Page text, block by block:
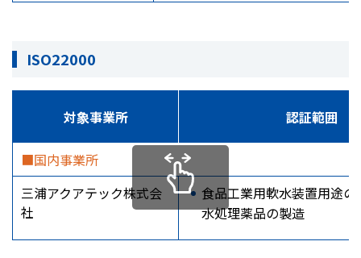
ISO22000
対象事業所 認証範囲
■国内事業所
三浦アクアテック株式会
社
食品工業用軟水装置用途
水処理薬品の製造